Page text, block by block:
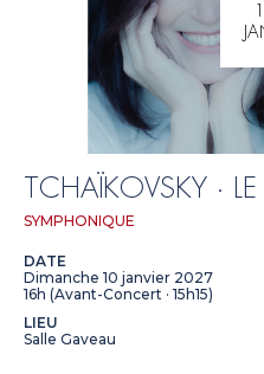
TCHAÏKOVSKY ·
SYMPHONIQUE
DATE
Dimanche 10 janvier 2027
16h (Avant-Concert · 15h15)
LIEU
Salle Gaveau